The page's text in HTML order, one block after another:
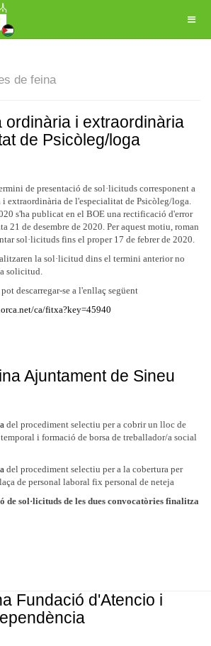
de feina
ordinària i extraordinària
de Psicòleg/loga
de presentació de sol·licituds corresponent a
extraordinària de l'especialitat de Psicòleg/loga.
s'ha publicat en el BOE una rectificació d'error
21 de desembre de 2020. Per aquest motiu, roman
sol·licituds fins el proper 17 de febrer de 2020.
la sol·licitud dins el termini anterior no
solicitud.
descarregar-se a l'enllaç següent
ca/fitxa?key=45940
Ajuntament de Sineu
del procediment selectiu per a cobrir un lloc de
i formació de borsa de treballador/a social
del procediment selectiu per a la cobertura per
de personal laboral fix personal de neteja
de sol·licituds de les dues convocatòries finalitza
Fundació d'Atencio i